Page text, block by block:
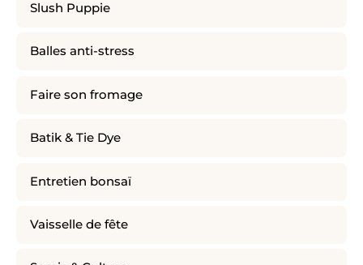
Slush Puppie
Balles anti-stress
Faire son fromage
Batik & Tie Dye
Entretien bonsaï
Vaisselle de fête